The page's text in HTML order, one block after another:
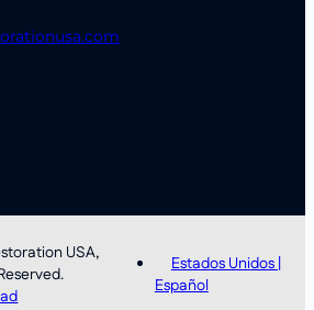
USA,
Estados Unidos |
Español